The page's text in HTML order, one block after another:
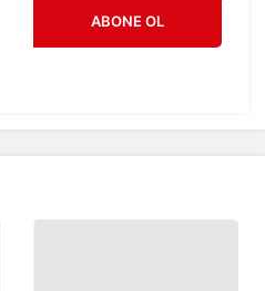
ABONE OL